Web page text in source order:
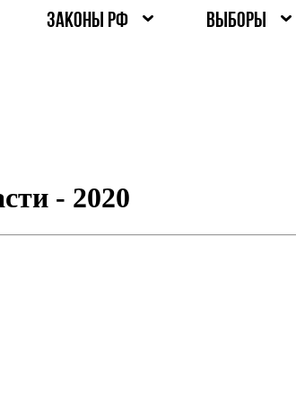
ЗАКОНЫ РФ ВЫБОРЫ
- 2020